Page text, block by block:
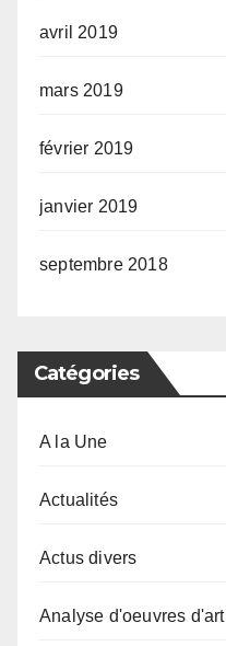
avril 2019
mars 2019
février 2019
janvier 2019
septembre 2018
Catégories
A la Une
Actualités
Actus divers
Analyse d'oeuvres d'art